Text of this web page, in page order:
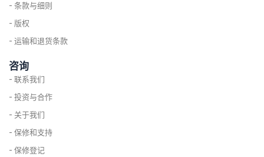
- 条款与细则
- 版权
- 运输和退货条款
咨询
- 联系我们
- 投资与合作
- 关于我们
- 保修和支持
- 保修登记